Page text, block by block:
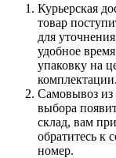
Курьерская
товар
для
удобное
упаковку на
комплектации.
Самовывоз из
выбора
склад, вам
обратитесь к
номер.